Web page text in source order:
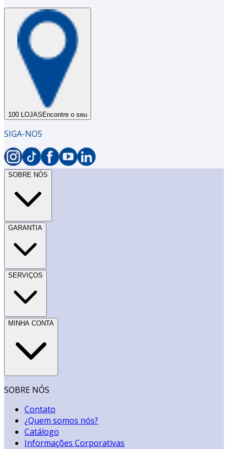
100 LOJASEncontre o seu
SIGA-NOS
SOBRE NÓS
GARANTIA
SERVIÇOS
MINHA CONTA
SOBRE NÓS
Contato
¿Quem somos nós?
Catálogo
Informações Corporativas